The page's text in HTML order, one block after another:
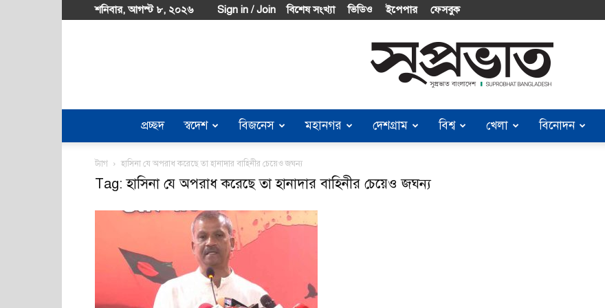
শনিবার, আগস্ট ৮, ২০২৬ Sign in / Join বিশেষ সংখ্যা ভিডিও ইপেপার ফেসবুক
Suprobhat
প্রচ্ছদ স্বদেশ বিজনেস মহানগর দেশগ্রাম বিশ্ব খেলা বিনোদন
ট্যাগ হাসিনা যে অপরাধ করেছে তা হানাদার বাহিনীর চেয়েও জঘন্য
Tag: হাসিনা যে অপরাধ করেছে তা হানাদার বাহিনীর চেয়েও জঘন্য